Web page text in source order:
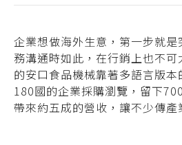
企業想做海外生意，第一步就
務溝通時如此，在行銷上也不
的安口食品機械靠著多語言版
180國的企業採購瀏覽，留下
帶來約五成的營收，讓不少傳產